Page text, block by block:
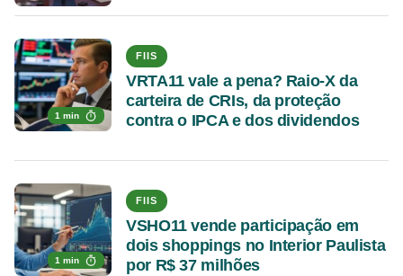
1 min
FIIS
VRTA11 vale a pena? Raio-X da
carteira de CRIs, da proteção
contra o IPCA e dos dividendos
1 min
FIIS
VSHO11 vende participação em
dois shoppings no Interior Paulista
por R$ 37 milhões